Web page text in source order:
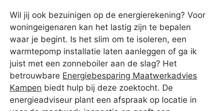
Wil jij ook bezuinigen op de energierekening? Voor
woningeigenaren kan het lastig zijn te bepalen
waar je begint. Is het slim om te isoleren, een
warmtepomp installatie laten aanleggen of ga ik
juist met een zonneboiler aan de slag? Het
betrouwbare Energiebesparing Maatwerkadvies
Kampen biedt hulp bij deze zoektocht. De
energieadviseur plant een afspraak op locatie in